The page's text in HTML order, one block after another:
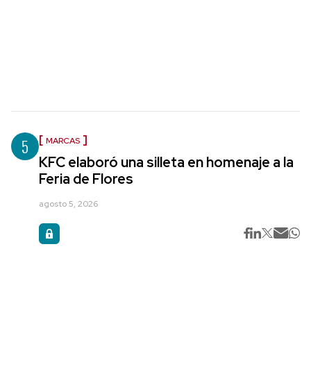
5 MARCAS
KFC elaboró una silleta en homenaje a la
Feria de Flores
agosto 5, 2026